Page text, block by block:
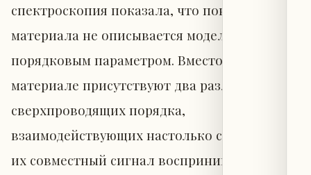
спектроскопия показала, что поведение
материала не описывается моделью с одним
порядковым параметром. Вместо этого в
материале присутствуют два различных
сверхпроводящих порядка,
взаимодействующих настолько сильно, что
их совместный сигнал воспринимается как